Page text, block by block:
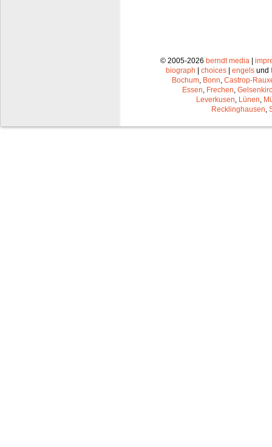
© 2005-2026 berndt media |
biograph | choices | engels und
Bochum Bonn Castrop-
Essen Frechen
Leverkusen Lünen
Recklinghausen